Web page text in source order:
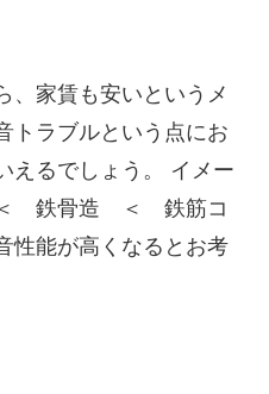
、家賃も安いというメ
トラブルという点にお
えるでしょう。 イメー
＜ 鉄骨造 ＜ 鉄筋コ
能が高くなるとお考